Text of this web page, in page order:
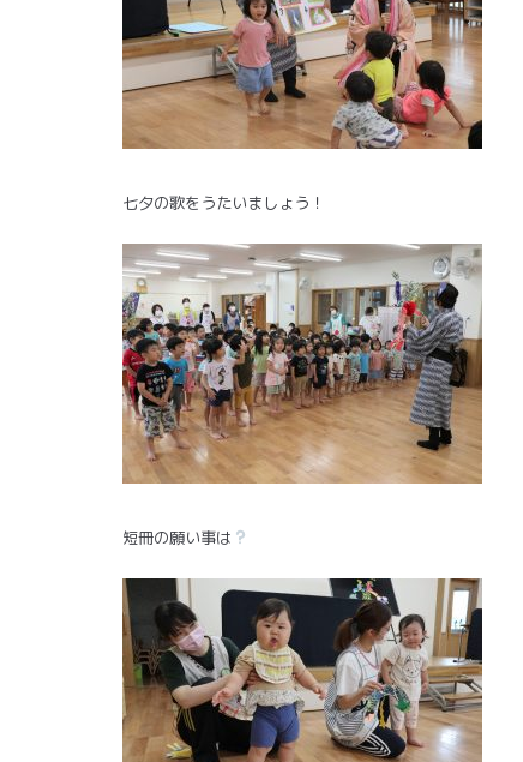
七夕の歌をうたいましょう！
短冊の願い事は